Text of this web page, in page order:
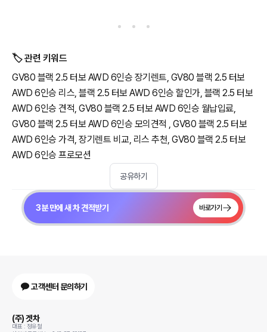
🏷️ 관련 키워드
GV80 블랙 2.5 터보 AWD 6인승 장기렌트, GV80 블랙 2.5 터보
AWD 6인승 리스, 블랙 2.5 터보 AWD 6인승 할인가, 블랙 2.5 터보
AWD 6인승 견적, GV80 블랙 2.5 터보 AWD 6인승 월납입료,
GV80 블랙 2.5 터보 AWD 6인승 모의견적 , GV80 블랙 2.5 터보
AWD 6인승 가격, 장기렌트 비교, 리스 추천, GV80 블랙 2.5 터보
AWD 6인승 프로모션
공유하기
3분 만에 새 차 견적받기 바로가기
고객센터 문의하기
(주) 겟차
대표 : 정유철